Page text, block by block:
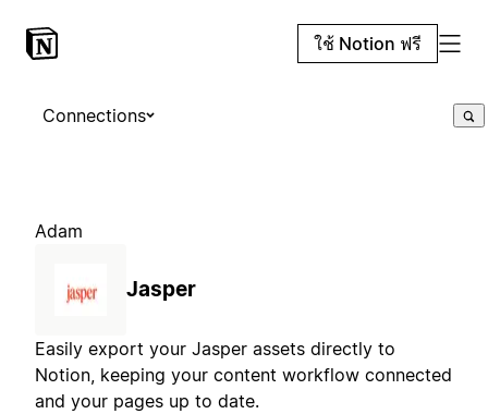
ใช้ Notion ฟรี
Connections
Adam
Jasper
Easily export your Jasper assets directly to
Notion, keeping your content workflow connected
and your pages up to date.